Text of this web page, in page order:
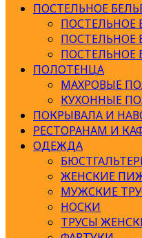
ПОСТЕЛЬНОЕ
ПОСТЕЛЬНОЕ
ПОСТЕЛЬНОЕ
ПОСТЕЛЬНОЕ
ПОЛОТЕНЦА
МАХРОВЫЕ
КУХОННЫЕ
ПОКРЫВАЛА И
РЕСТОРАНАМ И
ОДЕЖДА
ЖЕНСКИЕ
МУЖСКИЕ
НОСКИ
ТРУСЫ